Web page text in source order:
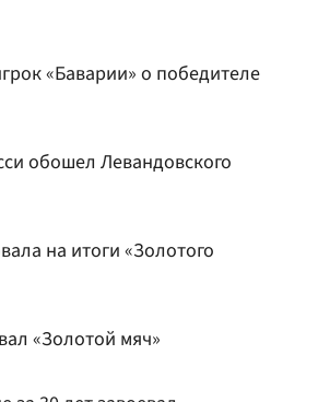
«Баварии» о победителе
обошел Левандовского
на итоги «Золотого
«Золотой мяч»